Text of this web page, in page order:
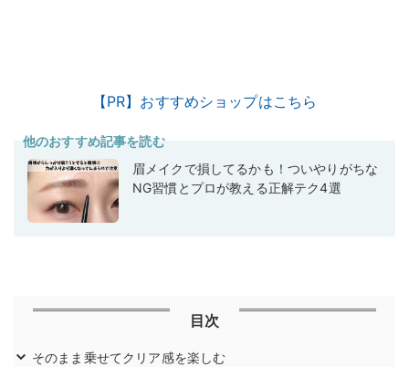
【PR】おすすめショップはこちら
他のおすすめ記事を読む
眉メイクで損してるかも！ついやりがちな
NG習慣とプロが教える正解テク4選
目次
そのまま乗せてクリア感を楽しむ